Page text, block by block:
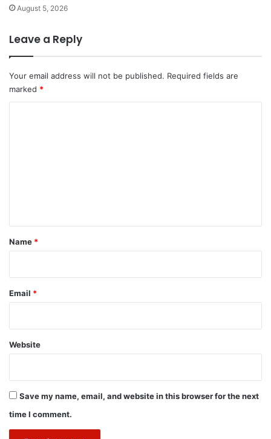
August 5, 2026
Leave a Reply
Your email address will not be published. Required fields are
marked *
*
Name *
Email *
Website
Save my name, email, and website in this browser for the next
time I comment.